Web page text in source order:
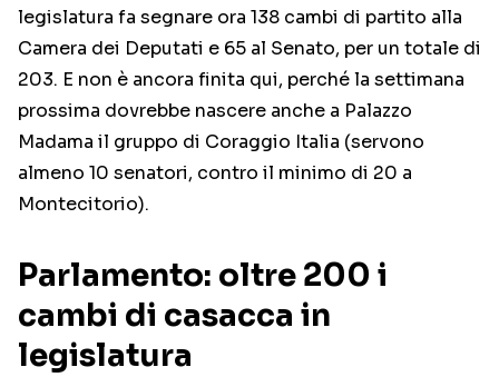
legislatura fa segnare ora 138 cambi di partito alla
Camera dei Deputati e 65 al Senato, per un totale di
203. E non è ancora finita qui, perché la settimana
prossima dovrebbe nascere anche a Palazzo
Madama il gruppo di Coraggio Italia (servono
almeno 10 senatori, contro il minimo di 20 a
Montecitorio).
Parlamento: oltre 200 i
cambi di casacca in
legislatura